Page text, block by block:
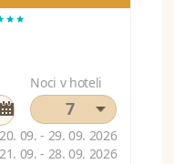
Noci v hoteli
7
20. 09. - 29. 09. 2026
21. 09. - 28. 09. 2026